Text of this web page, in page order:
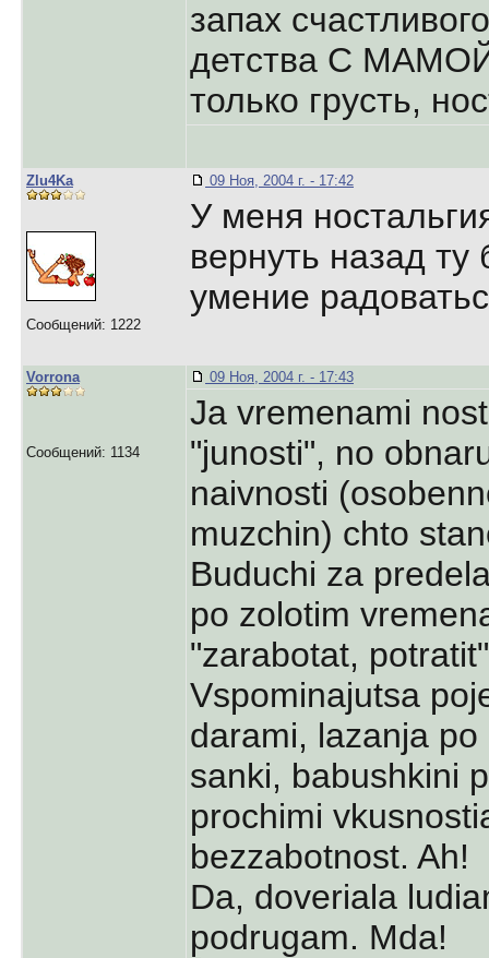
запах
детства С МАМОЙ
только грусть,
Zlu4Ka
Сообщений: 1222
09 Ноя, 2004 г. - 17:42
У меня
вернуть назад ту
умение
Vorrona
Сообщений: 1134
09 Ноя, 2004 г. - 17:43
Ja vremenami
"junosti", no
naivnosti
muzchin) chto
Buduchi za
po zolotim
"zarabotat,
Vspominajutsa
darami, lazanja
sanki, babushkini
prochimi
bezzabotnost. Ah!
Da, doveriala
podrugam. Mda!